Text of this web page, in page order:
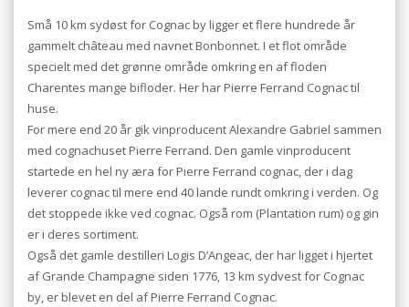
Små 10 km sydøst for Cognac by ligger et flere hundrede år
gammelt château med navnet Bonbonnet. I et flot område
specielt med det grønne område omkring en af floden
Charentes mange bifloder. Her har Pierre Ferrand Cognac til
huse.
For mere end 20 år gik vinproducent Alexandre Gabriel sammen
med cognachuset Pierre Ferrand. Den gamle vinproducent
startede en hel ny æra for Pierre Ferrand cognac, der i dag
leverer cognac til mere end 40 lande rundt omkring i verden. Og
det stoppede ikke ved cognac. Også rom (Plantation rum) og gin
er i deres sortiment.
Også det gamle destilleri Logis D’Angeac, der har ligget i hjertet
af Grande Champagne siden 1776, 13 km sydvest for Cognac
by, er blevet en del af Pierre Ferrand Cognac.